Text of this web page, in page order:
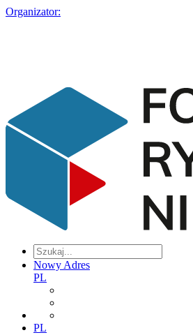
Organizator:
Nowy Adres
PL
PL